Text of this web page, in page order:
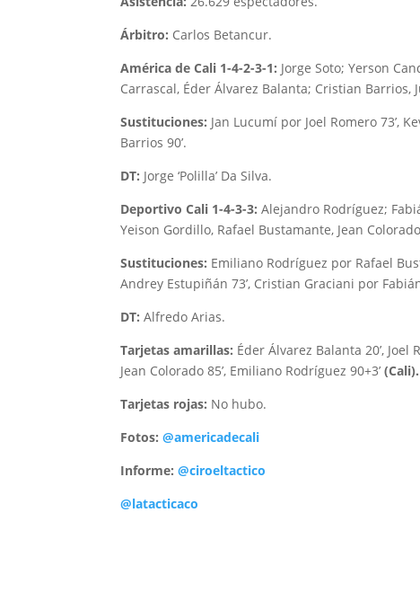
Árbitro: Carlos Betancur.
América de Cali 1-4-2-3-1: Jorge Soto; Yerson
Carrascal, Éder Álvarez Balanta; Cristian Barrios,
Sustituciones: Jan Lucumí por Joel Romero 73’,
Barrios 90’.
DT: Jorge ‘Polilla’ Da Silva.
Deportivo Cali 1-4-3-3: Alejandro Rodríguez;
Yeison Gordillo, Rafael Bustamante, Jean
Sustituciones: Emiliano Rodríguez por Rafael
Andrey Estupiñán 73’, Cristian Graciani por
DT: Alfredo Arias.
Tarjetas amarillas: Éder Álvarez Balanta 20’, Joel
Jean Colorado 85’, Emiliano Rodríguez 90+3’(Cali).
Tarjetas rojas: No hubo.
Fotos:@americadecali
Informe:@ciroeltactico
@latacticaco